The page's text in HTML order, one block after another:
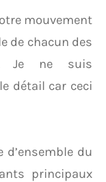
mouvement
de chacun des
Je ne suis
détail car ceci
du
principaux